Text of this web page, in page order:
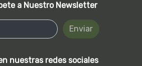
a Nuestro Newsletter
Enviar
nuestras redes sociales